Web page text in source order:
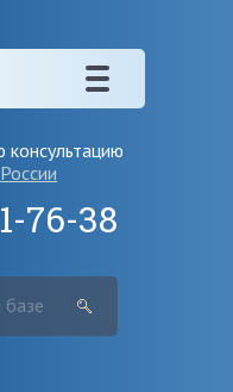
России
76-38